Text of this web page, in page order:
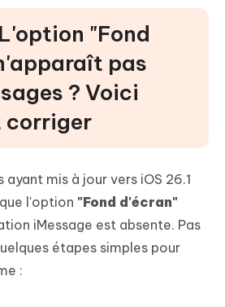
"Fond
pas
? Voici
corriger
mis à jour vers iOS 26.1
l'option "Fond d'écran"
iMessage est absente. Pas
étapes simples pour
: